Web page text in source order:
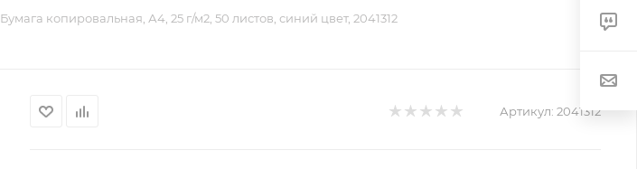
Бумага копировальная, А4, 25 г/м2, 50 листов, синий цвет, 2041312
Артикул: 2041312